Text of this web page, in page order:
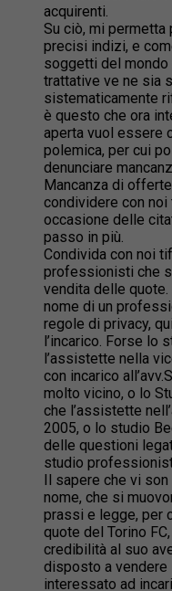
acquirenti.
Su ciò, mi
precisi indizi, e
soggetti del mondo
trattative ve ne sia
sistematicamente
è questo che ora
aperta vuol essere
polemica, per cui
denunciare
Mancanza di
condividere con
occasione delle
passo in più.
Condivida con noi
professionisti che
vendita delle quote.
nome di un
regole di privacy,
l’incarico. Forse lo
l’assistette nella
con incarico
molto vicino, o lo
che l’assistette
2005, o lo studio
delle questioni
studio
Il sapere che vi
nome, che si
prassi e legge, per
quote del Torino
credibilità al suo
disposto a vendere
interessato ad